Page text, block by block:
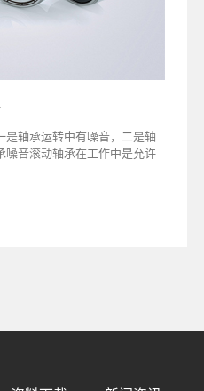
是轴承运转中有噪音，二是轴
噪音滚动轴承在工作中是允许